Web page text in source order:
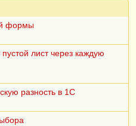
формы
лист через каждую
разность в 1С